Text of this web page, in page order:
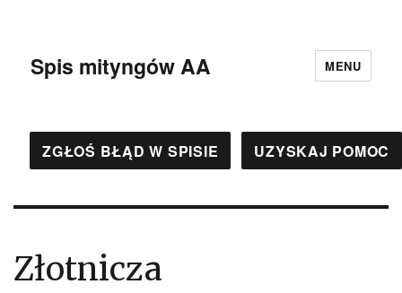
Spis mityngów AA MENU
ZGŁOŚ BŁĄD W SPISIE UZYSKAJ POMOC
Złotnicza